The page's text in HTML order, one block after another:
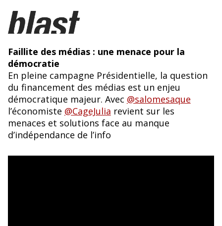
Faillite des médias : une menace pour la
démocratie
En pleine campagne Présidentielle, la question
du financement des médias est un enjeu
démocratique majeur. Avec @salomesaque
l’économiste @CageJulia revient sur les
menaces et solutions face au manque
d’indépendance de l’info